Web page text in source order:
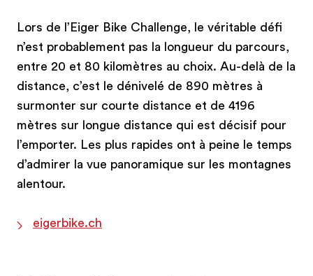
Lors de l’Eiger Bike Challenge, le véritable défi
n’est probablement pas la longueur du parcours,
entre 20 et 80 kilomètres au choix. Au-delà de la
distance, c’est le dénivelé de 890 mètres à
surmonter sur courte distance et de 4196
mètres sur longue distance qui est décisif pour
l’emporter. Les plus rapides ont à peine le temps
d’admirer la vue panoramique sur les montagnes
alentour.
eigerbike.ch